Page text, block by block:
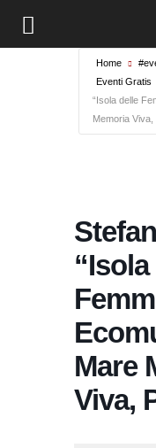
Home
Eventi Gratis
“Isola delle
Memoria Viva,
Mare
Viva,